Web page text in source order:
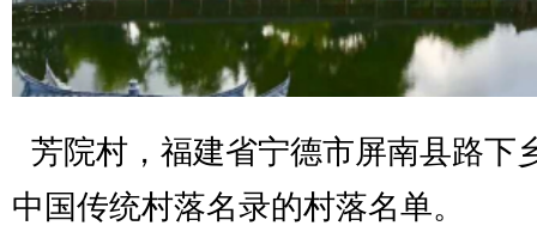
芳院村，福建省宁德市屏南县路下
中国传统村落名录的村落名单。